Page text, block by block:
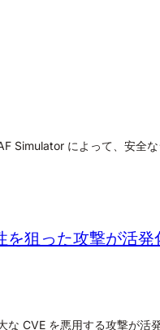
によって、安全
を狙った攻撃が活発
を悪用する攻撃が活発